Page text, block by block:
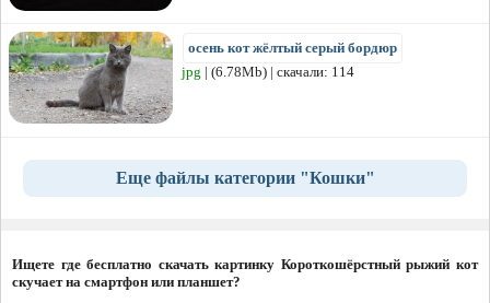
осень кот жёлтый серый бордюр
jpg | (6.78Mb) | скачали: 114
Еще файлы категории "Кошки"
Ищете где бесплатно скачать картинку Короткошёрстный рыжий кот
скучает на смартфон или планшет?